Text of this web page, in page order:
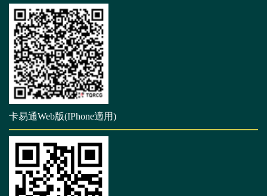
卡易通Web版(IPhone適用)